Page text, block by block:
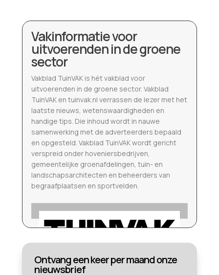
Vakinformatie voor
uitvoerenden in de groene
sector
Vakblad TuinVAK is hét vakblad voor
uitvoerenden in de groene sector. Vakblad
TuinVAK en tuinvak.nl verrassen de lezer met het
laatste nieuws, wetenswaardigheden en
handige tips. Die inhoud wordt in nauwe
samenwerking met de adverteerders bepaald
en opgesteld. Vakblad TuinVAK wordt gericht
verspreid onder hoveniersbedrijven,
gemeentelijke groenafdelingen, tuin- en
landschapsarchitecten en beheerders van
begraafplaatsen en sportvelden.
Ontvang een keer per maand onze
nieuwsbrief